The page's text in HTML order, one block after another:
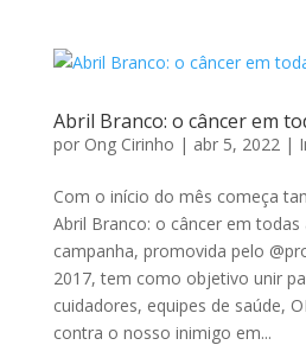
Abril Branco: o câncer em
por Ong Cirinho | abr 5, 2022|
Com o início do mês começa
Abril Branco: o câncer em todas
campanha, promovida pelo
2017, tem como objetivo unir
cuidadores, equipes de saúde,
contra o nosso inimigo em...